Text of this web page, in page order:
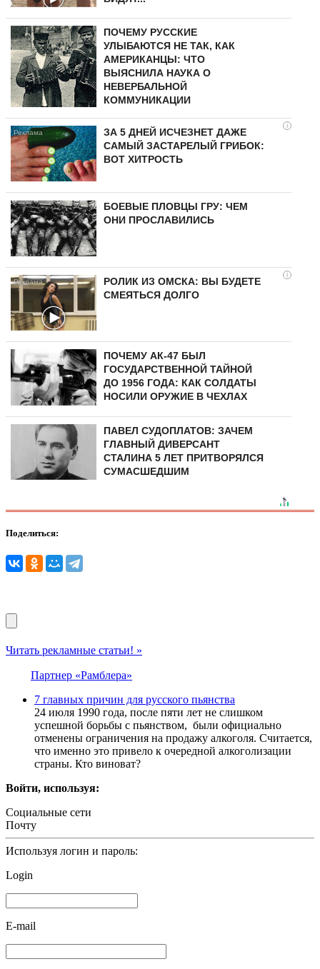
ПОЧЕМУ РУССКИЕ
УЛЫБАЮТСЯ НЕ ТАК, КАК
АМЕРИКАНЦЫ: ЧТО
ВЫЯСНИЛА НАУКА О
НЕВЕРБАЛЬНОЙ
КОММУНИКАЦИИ
i
ЗА 5 ДНЕЙ ИСЧЕЗНЕТ ДАЖЕ
САМЫЙ ЗАСТАРЕЛЫЙ ГРИБОК:
ВОТ ХИТРОСТЬ
БОЕВЫЕ ПЛОВЦЫ ГРУ: ЧЕМ
ОНИ ПРОСЛАВИЛИСЬ
i
РОЛИК ИЗ ОМСКА: ВЫ БУДЕТЕ
СМЕЯТЬСЯ ДОЛГО
ПОЧЕМУ АК-47 БЫЛ
ГОСУДАРСТВЕННОЙ ТАЙНОЙ
ДО 1956 ГОДА: КАК СОЛДАТЫ
НОСИЛИ ОРУЖИЕ В ЧЕХЛАХ
ПАВЕЛ СУДОПЛАТОВ: ЗАЧЕМ
ГЛАВНЫЙ ДИВЕРСАНТ
СТАЛИНА 5 ЛЕТ ПРИТВОРЯЛСЯ
СУМАСШЕДШИМ
Поделиться:
Читать рекламные статьи! »
Партнер «Рамблера»
7 главных причин для русского пьянства
24 июля 1990 года, после пяти лет не слишком
успешной борьбы с пьянством, были официально
отменены ограничения на продажу алкоголя. Считается,
что именно это привело к очередной алкоголизации
страны. Кто виноват?
Войти, используя:
Социальные сети
Почту
Используя логин и пароль:
Login
E-mail